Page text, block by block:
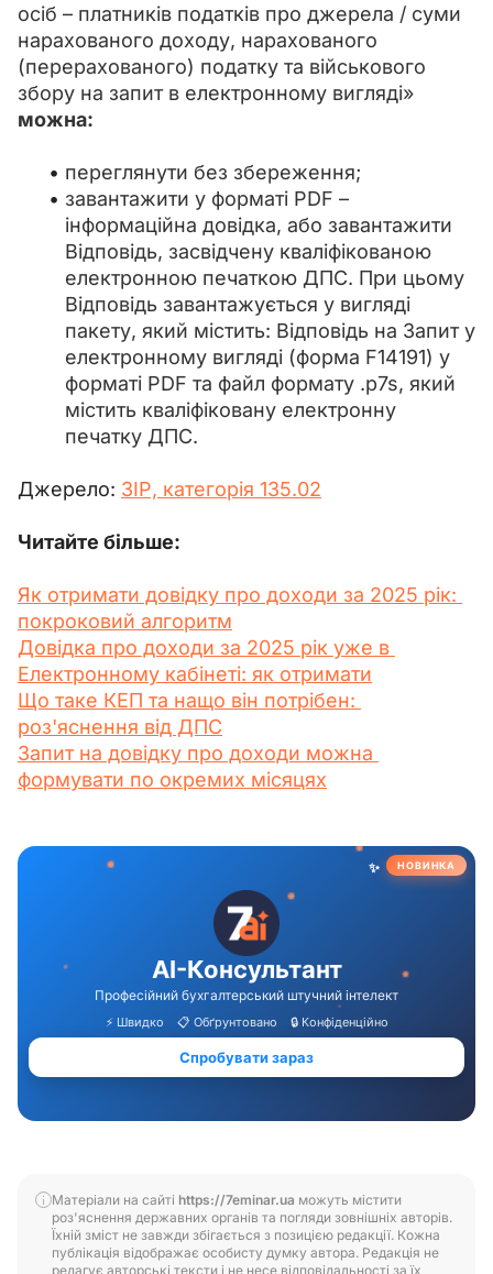
осiб – платникiв податкiв про джерела / суми
нарахованого доходу, нарахованого
(перерахованого) податку та військового
збору на запит в електронному виглядi»
можна:
переглянути без збереження;
завантажити у форматі PDF –
інформаційна довідка, або завантажити
Відповідь, засвідчену кваліфікованою
електронною печаткою ДПС. При цьому
Відповідь завантажується у вигляді
пакету, який містить: Відповідь на Запит у
електронному вигляді (форма F14191) у
форматі PDF та файл формату .p7s, який
містить кваліфіковану електронну
печатку ДПС.
Джерело: ЗІР, категорія 135.02
Читайте більше:
Як отримати довідку про доходи за 2025 рік:
покроковий алгоритм
Довідка про доходи за 2025 рік уже в
Електронному кабінеті: як отримати
Що таке КЕП та нащо він потрібен:
роз'яснення від ДПС
Запит на довідку про доходи можна
формувати по окремих місяцях
Матеріали на сайті https://7eminar.ua можуть містити
роз'яснення державних органів та погляди зовнішніх авторів.
Їхній зміст не завжди збігається з позицією редакції. Кожна
публікація відображає особисту думку автора. Редакція не
редагує авторські тексти і не несе відповідальності за їх